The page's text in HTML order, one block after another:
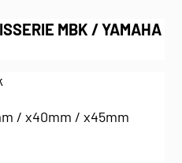
MBK / YAMAHA
/ x40mm / x45mm